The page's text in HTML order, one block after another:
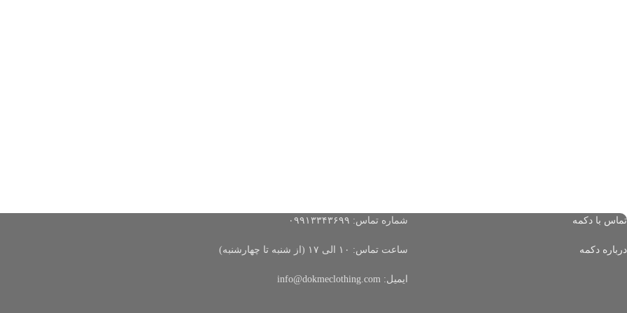
شماره تماس: ۰۹۹۱۳۳۴۳۶۹۹
ساعت تماس: ۱۰ الی ۱۷ (از شنبه تا چهارشنبه)
ایمیل: info@dokmeclothing.com
تماس با دکمه
درباره دکمه